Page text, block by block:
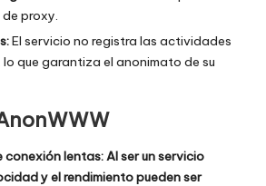
proxy.
El servicio no registra las actividades
lo que garantiza el anonimato de su
lentas: Al ser un servicio
y el rendimiento pueden ser